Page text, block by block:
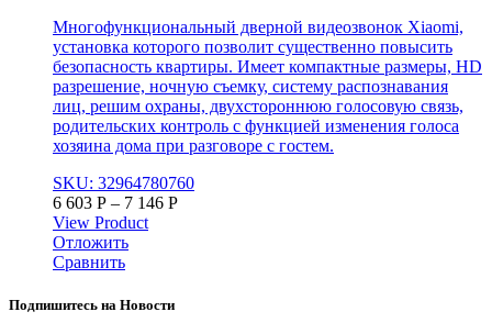
Многофункциональный дверной видеозвонок Xiaomi,
установка которого позволит существенно повысить
безопасность квартиры. Имеет компактные размеры, HD
разрешение, ночную съемку, систему распознавания
лиц, решим охраны, двухстороннюю голосовую связь,
родительских контроль с функцией изменения голоса
хозяина дома при разговоре с гостем.
SKU: 32964780760
6 603 Р – 7 146 Р
View Product
Отложить
Сравнить
Подпишитесь на Новости